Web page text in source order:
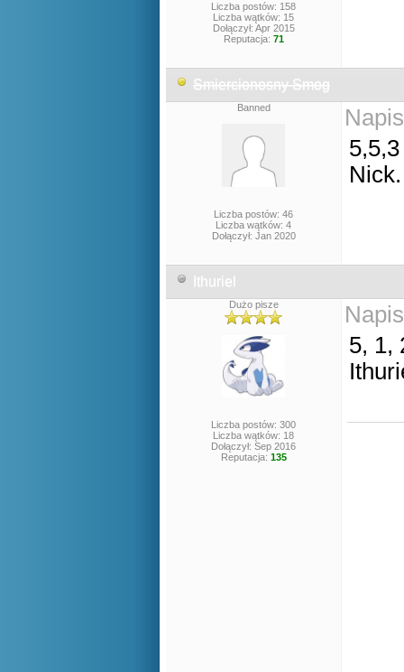
Liczba postów: 158
Liczba wątków: 15
Dołączył: Apr 2015
Reputacja: 71
Smiercionosny Smog
Banned
Liczba postów: 46
Liczba wątków: 4
Dołączył: Jan 2020
5,5,3
Ithuriel
Dużo pisze
Liczba postów: 300
Liczba wątków: 18
Dołączył: Sep 2016
Reputacja: 135
5, 1,